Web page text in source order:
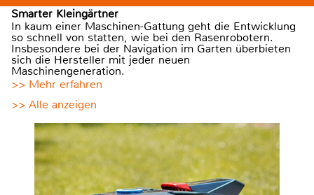
Smarter Kleingärtner
In kaum einer Maschinen-Gattung geht die Entwicklung
so schnell von statten, wie bei den Rasenrobotern.
Insbesondere bei der Navigation im Garten überbieten
sich die Hersteller mit jeder neuen
Maschinengeneration.
>> Mehr erfahren
>> Alle anzeigen